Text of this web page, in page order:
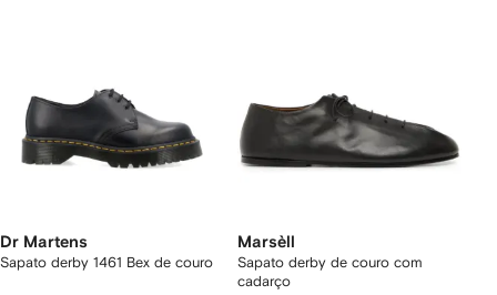
Dr Martens
Sapato derby 1461 Bex de couro
Marsèll
Sapato derby de couro com
cadarço